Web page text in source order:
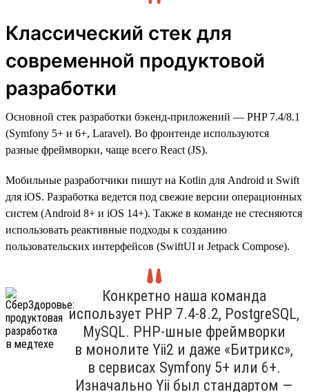
Классический стек для
современной продуктовой
разработки
Основной стек разработки бэкенд-приложений — PHP 7.4/8.1
(Symfony 5+ и 6+, Laravel). Во фронтенде используются
разные фреймворки, чаще всего React (JS).
Мобильные разработчики пишут на Kotlin для Android и Swift
для iOS. Разработка ведется под свежие версии операционных
систем (Android 8+ и iOS 14+). Также в команде не стесняются
использовать реактивные подходы к созданию
пользовательских интерфейсов (SwiftUI и Jetpack Compose).
Конкретно наша команда
использует PHP 7.4‑8.2, PostgreSQL,
MySQL. PHP-шные фреймворки
в монолите Yii2 и даже «Битрикс»,
в сервисах Symfony 5+ или 6+.
Изначально Yii был стандартом —